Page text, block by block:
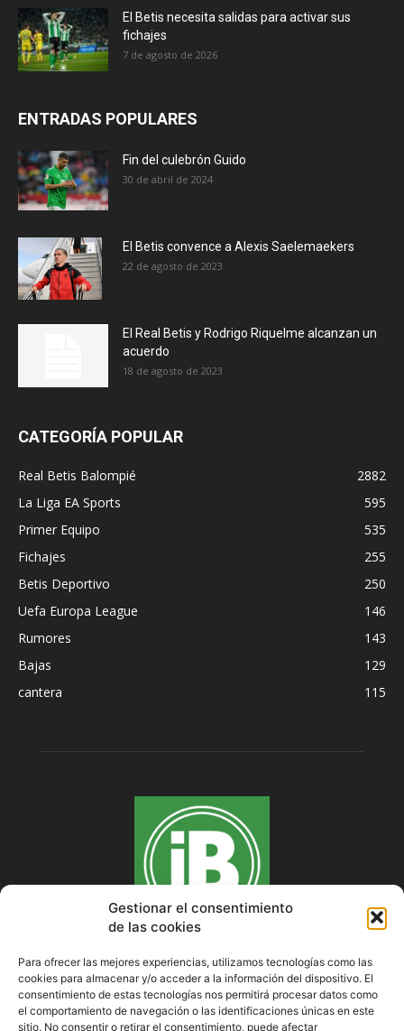
Gestionar el consentimiento
de las cookies
Para ofrecer las mejores experiencias, utilizamos tecnologías como las
cookies para almacenar y/o acceder a la información del dispositivo. El
consentimiento de estas tecnologías nos permitirá procesar datos como
el comportamiento de navegación o las identificaciones únicas en este
sitio. No consentir o retirar el consentimiento, puede afectar
El Betis necesita salidas para activar sus
fichajes
7 de agosto de 2026
ENTRADAS POPULARES
Fin del culebrón Guido
30 de abril de 2024
El Betis convence a Alexis Saelemaekers
22 de agosto de 2023
El Real Betis y Rodrigo Riquelme alcanzan un
acuerdo
18 de agosto de 2023
CATEGORÍA POPULAR
Real Betis Balompié
2882
La Liga EA Sports
595
Primer Equipo
535
Fichajes
255
Betis Deportivo
250
Uefa Europa League
146
Rumores
143
Bajas
129
cantera
115
SOBRE NOSOTROS